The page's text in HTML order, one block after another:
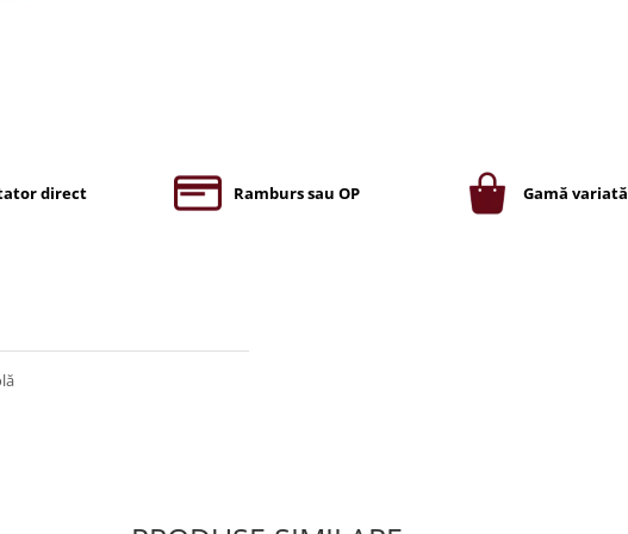
direct Ramburs sau OP Gamă variată